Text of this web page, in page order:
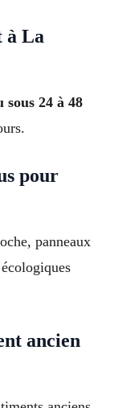
à La
sous 24 à 48
pour
panneaux
ancien